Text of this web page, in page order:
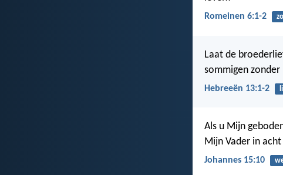
Romeinen 6:1-2
Laat de
sommigen
Hebreeën 13:1-2
Als u Mijn
Mijn Vader in
Johannes 15:10